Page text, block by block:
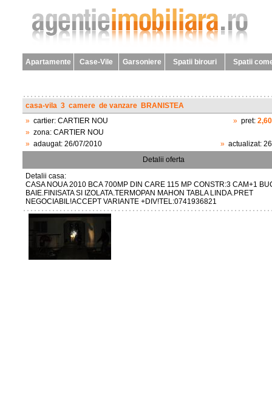
Apartamente Case-Vile Garsoniere Spatii birouri Spatii
casa-vila 3 camere de vanzare BRANISTEA
» cartier: CARTIER NOU
» zona: CARTIER NOU
» adaugat: 26/07/2010
» pret:
» actualizat:
Detalii oferta
Detalii casa:
CASA NOUA 2010 BCA 700MP DIN CARE 115 MP CONSTR:3 CAM+1
BAIE.FINISATA SI IZOLATA.TERMOPAN MAHON TABLA LINDA.PRET
NEGOCIABIL!ACCEPT VARIANTE +DIV!TEL:0741936821